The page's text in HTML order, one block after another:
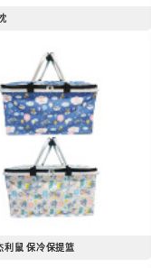
利鼠 保冷保提篮